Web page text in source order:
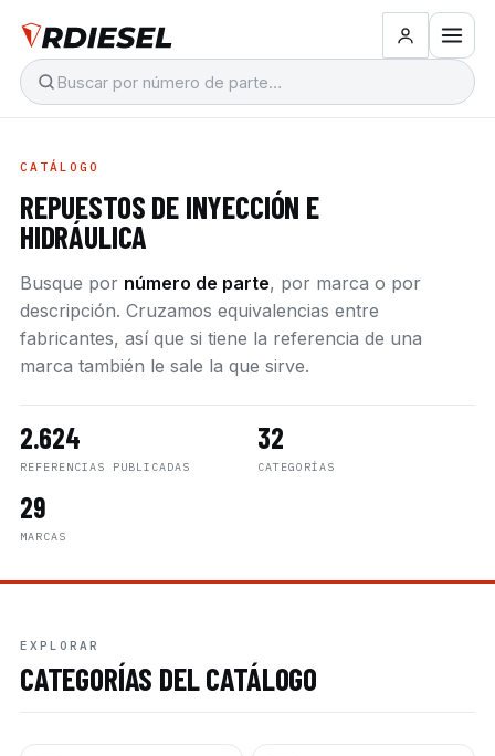
CATÁLOGO
REPUESTOS DE INYECCIÓN E
HIDRÁULICA
Busque por número de parte, por marca o por
descripción. Cruzamos equivalencias entre
fabricantes, así que si tiene la referencia de una
marca también le sale la que sirve.
2.624
REFERENCIAS PUBLICADAS
32
CATEGORÍAS
29
MARCAS
EXPLORAR
CATEGORÍAS DEL CATÁLOGO